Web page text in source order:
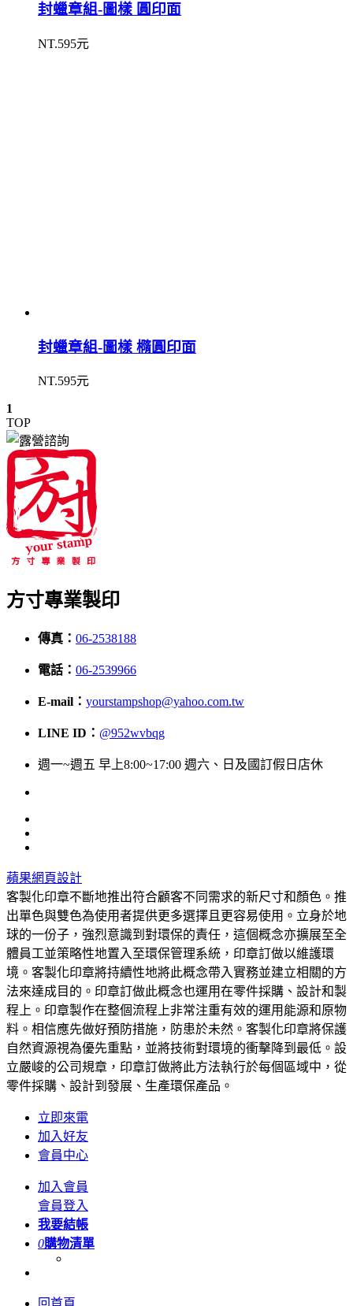
封蠟章組-圖樣 圓印面
NT.595元
封蠟章組-圖樣 橢圓印面
NT.595元
1
TOP
方寸專業製印
傳真： 06-2538188
電話： 06-2539966
E-mail： yourstampshop@yahoo.com.tw
LINE ID： @952wvbqg
週一~週五 早上8:00~17:00 週六、日及國訂假日店休
蘋果網頁設計
客製化印章不斷地推出符合顧客不同需求的新尺寸和顏色。推
出單色與雙色為使用者提供更多選擇且更容易使用。立身於地
球的一份子，強烈意識到對環保的責任，這個概念亦擴展至全
體員工並策略性地置入至環保管理系統，印章訂做以維護環
境。客製化印章將持續性地將此概念帶入實務並建立相關的方
法來達成目的。印章訂做此概念也運用在零件採購、設計和製
程上。印章製作在整個流程上非常注重有效的運用能源和原物
料。相信應先做好預防措施，防患於未然。客製化印章將保護
自然資源視為優先重點，並將技術對環境的衝擊降到最低。設
立嚴峻的公司規章，印章訂做將此方法執行於每個區域中，從
零件採購、設計到發展、生產環保產品。
立即來電
加入好友
會員中心
加入會員
會員登入
我要結帳
0購物清單